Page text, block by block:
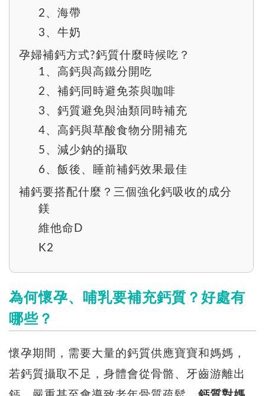
2、海帶
3、牛奶
孕婦補鈣方式?鈣質什麼時候吃？
1、高鈣與高鐵分開吃
2、補鈣同時避免茶與咖啡
3、鈣質避免與油類同時補充
4、高鈣與草酸食物分開補充
5、減少鈉的攝取
6、飯後、睡前補鈣效果最佳
補鈣要搭配什麼？三個強化鈣吸收的成分
鎂
維他命D
K2
為何懷孕、哺乳要補充鈣質？好處有
哪些？
懷孕期間，需要大量的鈣質供應寶寶和媽媽，
若鈣質攝取不足，身體會從骨骼、牙齒游離出